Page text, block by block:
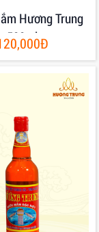
Hương Trung
500ml